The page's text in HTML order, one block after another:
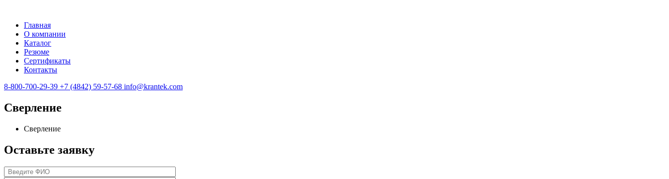
Главная
О компании
Каталог
Резюме
Сертификаты
Контакты
8-800-700-29-39 +7 (4842) 59-57-68 info@krantek.com
Сверление
Сверление
Оставьте заявку